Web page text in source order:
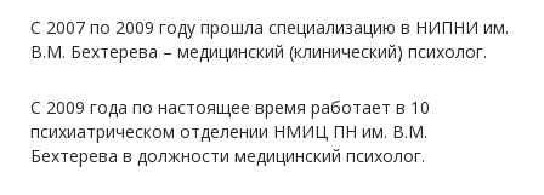
С 2007 по 2009 году прошла специализацию в НИПНИ им.
В.М. Бехтерева – медицинский (клинический) психолог.
С 2009 года по настоящее время работает в 10
психиатрическом отделении НМИЦ ПН им. В.М.
Бехтерева в должности медицинский психолог.